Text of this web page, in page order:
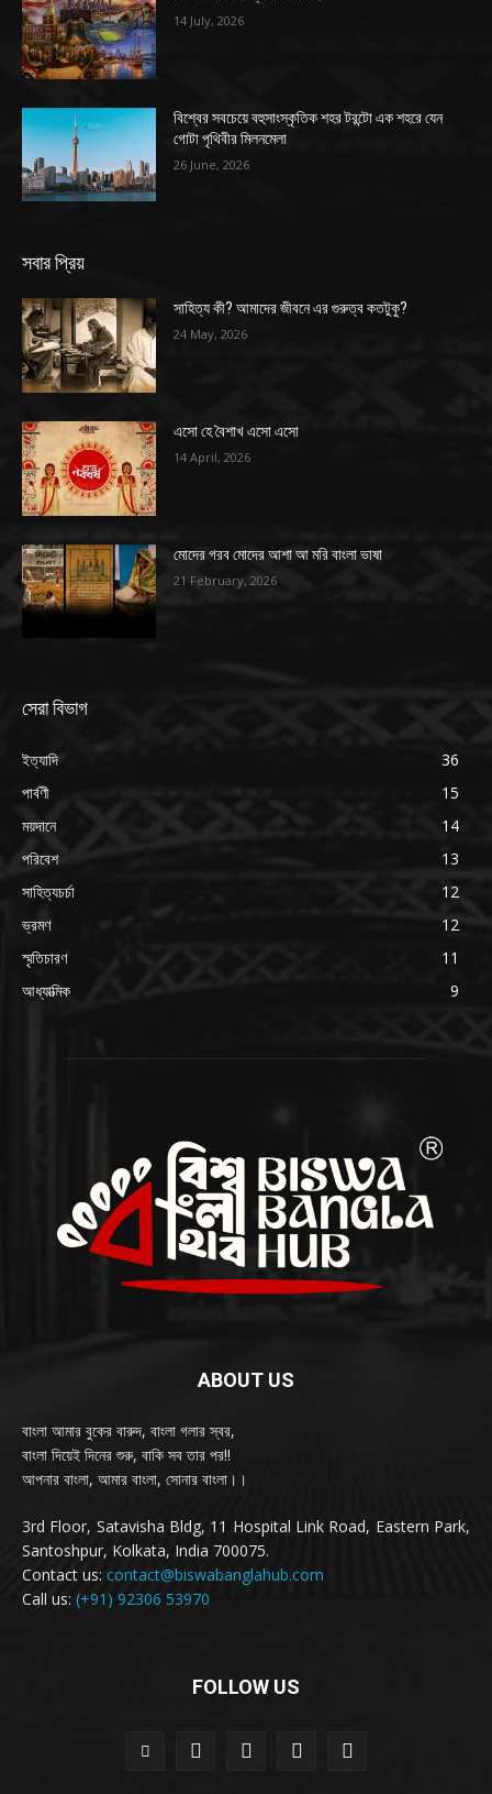
14 July, 2026
বিশ্বের সবচেয়ে বহুসাংস্কৃতিক শহর টরন্টো এক শহরে যেন
গোটা পৃথিবীর মিলনমেলা
26 June, 2026
সবার প্রিয়
সাহিত্য কী? আমাদের জীবনে এর গুরুত্ব কতটুকু?
24 May, 2026
এসো হে বৈশাখ এসো এসো
14 April, 2026
মোদের গরব মোদের আশা আ মরি বাংলা ভাষা
21 February, 2026
সেরা বিভাগ
ইত্যাদি
36
পার্বণী
15
ময়দানে
14
পরিবেশ
13
সাহিত্যচর্চা
12
ভ্রমণ
12
স্মৃতিচারণ
11
আধ্যাত্মিক
9
ABOUT US
বাংলা আমার বুকের বারুদ, বাংলা গলার স্বর,
বাংলা দিয়েই দিনের শুরু, বাকি সব তার পর!!
আপনার বাংলা, আমার বাংলা, সোনার বাংলা।।
3rd Floor, Satavisha Bldg, 11 Hospital Link Road, Eastern Park,
Santoshpur, Kolkata, India 700075.
Contact us: contact@biswabanglahub.com
Call us: (+91) 92306 53970
FOLLOW US